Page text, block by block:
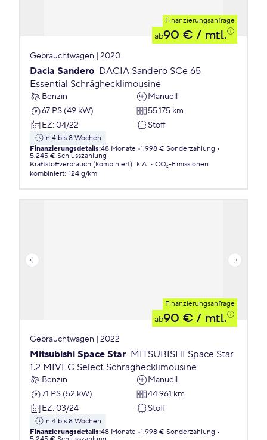
Finanzierungsanfrage
ab90 € / mtl.
Gebrauchtwagen | 2020
Dacia Sandero DACIA Sandero SCe 65
Essential Schräghecklimousine
Benzin
Manuell
67 PS (49 kW)
55.175 km
EZ: 04/22 Stoff
in 4 bis 8 Wochen
Finanzierungsdetails:48 Monate 1.998 € Sonderzahlung
5.245 € Schlusszahlung
Kraftstoffverbrauch (kombiniert): k.A.
CO₂-Emissionen
kombiniert: 124 g/km
Finanzierungsanfrage
ab90 € / mtl.
Gebrauchtwagen | 2022
Mitsubishi Space Star MITSUBISHI Space Star
1.2 MIVEC Select Schräghecklimousine
Benzin
Manuell
71 PS (52 kW)
44.961 km
EZ: 03/24 Stoff
in 4 bis 8 Wochen
Finanzierungsdetails:48 Monate 1.998 € Sonderzahlung